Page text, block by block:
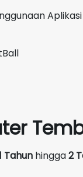
Tahun hingga2